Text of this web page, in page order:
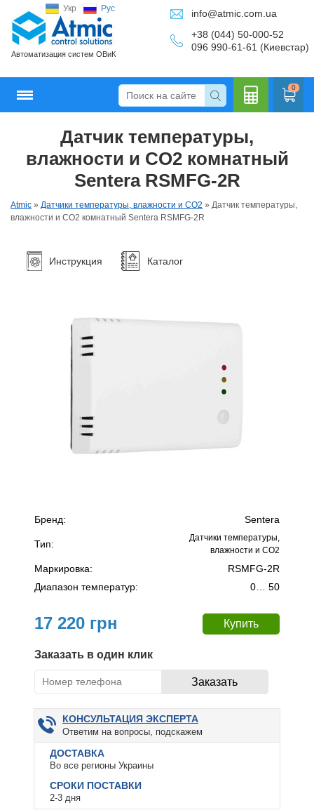
Укр Рус
Автоматизация систем ОВиК
info@atmic.com.ua
+38 (044) 50-000-52
096 990-61-61 (Киевстар)
0
Кальку
Датчик температуры,
влажности и CO2 комнатный
Sentera RSMFG-2R
Atmic » Датчики температуры, влажности и CO2 » Датчик температуры,
влажности и CO2 комнатный Sentera RSMFG-2R
Инструкция Каталог
Бренд: Sentera
Тип:
Датчики температуры,
влажности и CO2
Маркировка:
RSMFG-2R
Диапазон температур:
0… 50
17 220 грн
Заказать в один клик
КОНСУЛЬТАЦИЯ ЭКСПЕРТА
Ответим на вопросы, подскажем
ДОСТАВКА
Во все регионы Украины
СРОКИ ПОСТАВКИ
2-3 дня